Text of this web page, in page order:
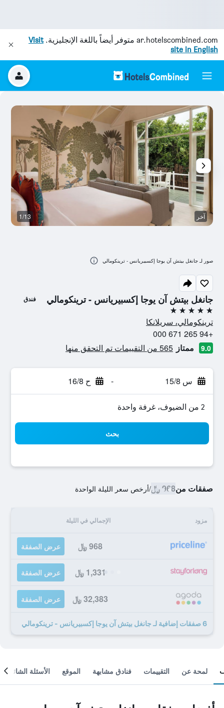
ar.hotelscombined.com متوفر أيضاً باللغة الإنجليزية.Visit
site in English
جانغل بيتش آن يوجا إكسبيريانس - ترينكومالي فندق
5 نجوم
ترينكومالي، سريلانكا
+94 265 671 000
9.0 ممتاز 565 من التقييمات تم التحقق منها
س 15/8 - ح 16/8
2 من الضيوف، غرفة واحدة
بحث
صفقات من968 ﷼ /أرخص سعر الليلة الواحدة
مزود الإجمالي في الليلة
968 ﷼ عرض الصفقة
1,331 ﷼ عرض الصفقة
32,383 ﷼ عرض الصفقة
6 صفقات إضافية لـ جانغل بيتش آن يوجا إكسبيريانس - ترينكومالي
آخر 1/13
صور لـ جانغل بيتش آن يوجا إكسبيريانس - ترينكومالي
لمحة عن التقييمات فنادق مشابهة الموقع الأسئلة الشائعة